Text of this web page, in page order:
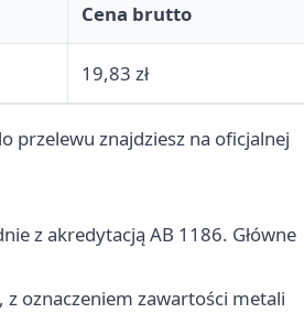
Cena brutto
19,83 zł
przelewu znajdziesz na oficjalnej
z akredytacją AB 1186. Główne
oznaczeniem zawartości metali